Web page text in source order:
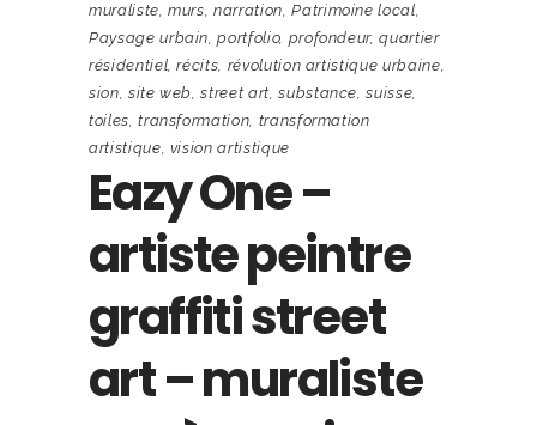
muraliste,murs,narration,Patrimoine local,
Paysage urbain,portfolio, profondeur,quartier
résidentiel,récits, révolution artistique urbaine,
sion, site web,street art,substance,suisse,
toiles,transformation, transformation
artistique, vision artistique
Eazy One –
artiste peintre
graffiti street
art – muraliste